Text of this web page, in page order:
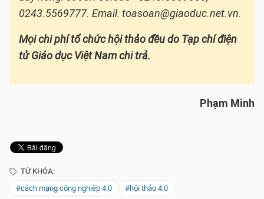
0243.5569777. Email: toasoan@giaoduc.net.vn.
Mọi chi phí tổ chức hội thảo đều do Tạp chí điện
tử Giáo dục Việt Nam chi trả.
Phạm Minh
TỪ KHÓA:
#cách mạng công nghiệp 4.0
#hội thảo 4.0